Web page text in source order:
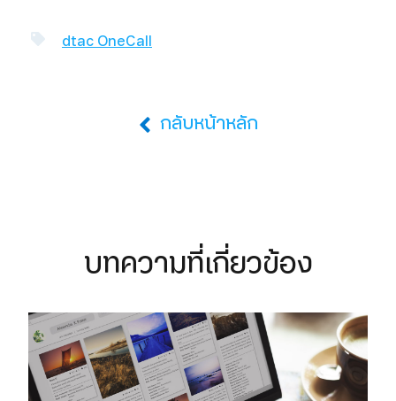
dtac OneCall
กลับหน้าหลัก
บทความที่เกี่ยวข้อง